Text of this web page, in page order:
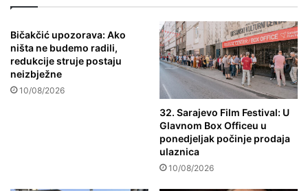
Bičakčić upozorava: Ako
ništa ne budemo radili,
redukcije struje postaju
neizbježne
10/08/2026
32. Sarajevo Film Festival: U
Glavnom Box Officeu u
ponedjeljak počinje prodaja
ulaznica
10/08/2026